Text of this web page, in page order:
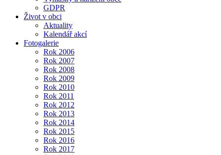
GDPR
Život v obci
Aktuality
Kalendář akcí
Fotogalerie
Rok 2006
Rok 2007
Rok 2008
Rok 2009
Rok 2010
Rok 2011
Rok 2012
Rok 2013
Rok 2014
Rok 2015
Rok 2016
Rok 2017